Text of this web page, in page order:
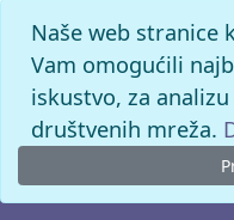
Naše web stranice
Vam omogućili
iskustvo, za
društvenih mreža.
© 2026. -Leksikografski